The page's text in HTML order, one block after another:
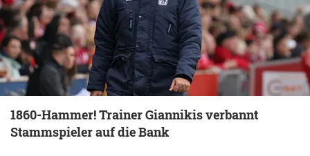
1860-Hammer! Trainer Giannikis verbannt
Stammspieler auf die Bank